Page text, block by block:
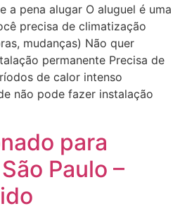
a pena alugar O aluguel é uma
precisa de climatização
mudanças) Não quer
permanente Precisa de
de calor intenso
não pode fazer instalação
para
Paulo –